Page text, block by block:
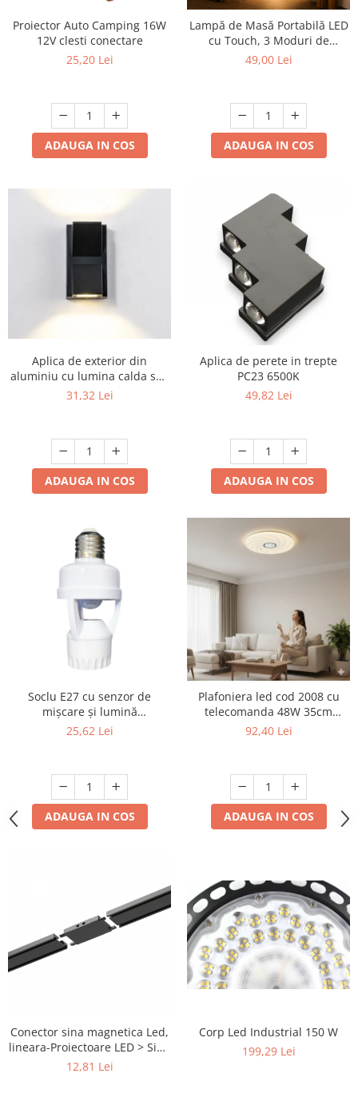
Tablou si sigurante electrice
Scule / utile / sonerii/ rulete
Chei , clesti , patenti
Cose / Coliere plastic
Pistoale de lipit si accesorii
insurubat
Sonerii
Lanterne
Conetica si conexiuni
Masina de facut gheata
Proiector Auto Camping 16W
12V clesti conectare
25,20 Lei
ADAUGA IN COS
Lampă de Masă Portabilă LED
cu Touch, 3 Moduri de
Lumină, Reîncărcabilă USB
49,00 Lei
ADAUGA IN COS
Aplica de exterior din
aluminiu cu lumina calda sus
jos 3500 K AL-042
31,32 Lei
ADAUGA IN COS
Aplica de perete in trepte
PC23 6500K
49,82 Lei
ADAUGA IN COS
Soclu E27 cu senzor de
mișcare și lumină
crepusculară - 360°, unghi de
25,62 Lei
ADAUGA IN COS
Plafoniera led cod 2008 cu
telecomanda 48W 35cm
dimabila 3 temperaturi de
92,40 Lei
ADAUGA IN COS
Conector sina magnetica Led,
lineara-Proiectoare LED > Sina
magnetica aplicata
12,81 Lei
Corp Led Industrial 150 W
199,29 Lei